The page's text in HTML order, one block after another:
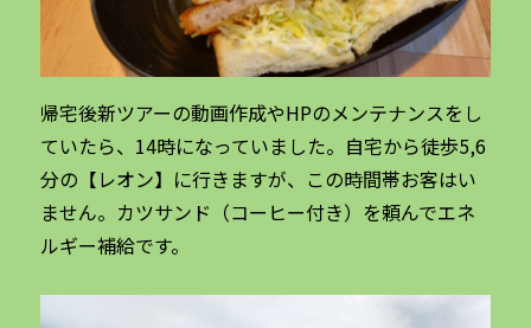
帰宅後新ツアーの動画作成やHPのメンテナンスをし
ていたら、14時になっていました。自宅から徒歩5,6
分の【レオン】に行きますが、この時間帯お客はい
ません。カツサンド（コーヒー付き）を頼んでエネ
ルギー補給です。